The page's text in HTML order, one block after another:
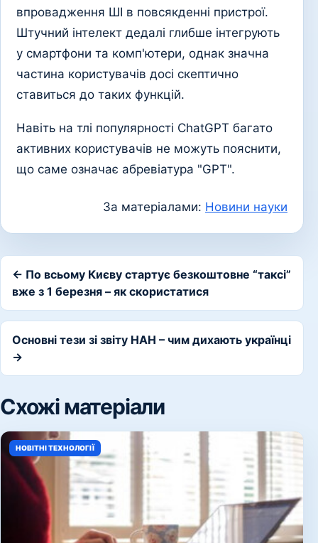
впровадження ШІ в повсякденні пристрої.
Штучний інтелект дедалі глибше інтегрують
у смартфони та комп'ютери, однак значна
частина користувачів досі скептично
ставиться до таких функцій.
Навіть на тлі популярності ChatGPT багато
активних користувачів не можуть пояснити,
що саме означає абревіатура "GPT".
За матеріалами: Новини науки
← По всьому Києву стартує безкоштовне “таксі”
вже з 1 березня – як скористатися
Основні тези зі звіту НАН – чим дихають українці
→
Схожі матеріали
НОВІТНІ ТЕХНОЛОГІЇ